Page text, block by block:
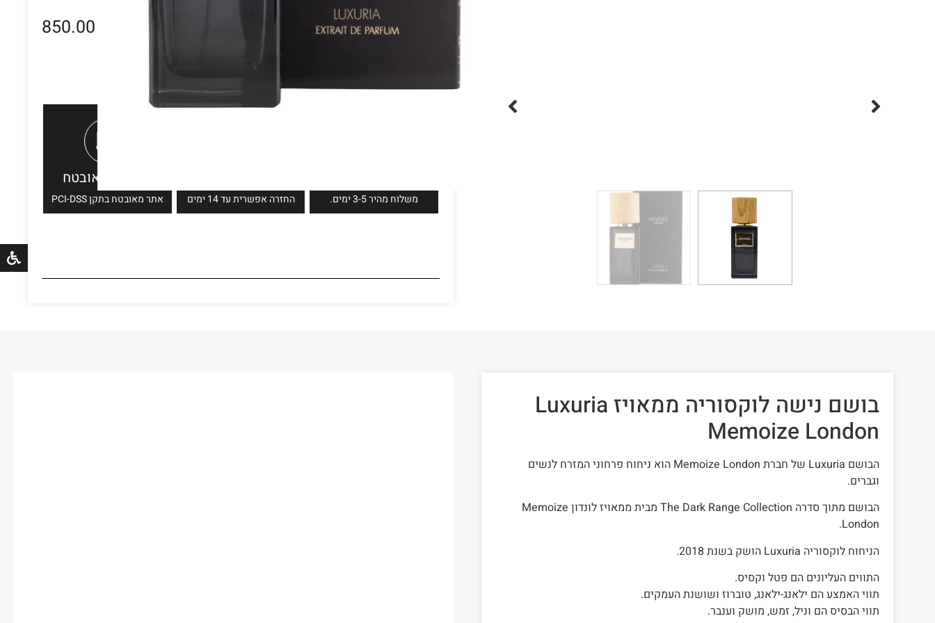
850.00
משלוח מהיר 3-5 ימים. החזרה אפשרית עד 14 ימים
תשלום מאובטח
אתר מאובטח בתקן PCI-DSS
בושם נישה לוקסוריה ממאויז Luxuria
Memoize London
הבושם Luxuria של חברת Memoize London הוא ניחוח פרחוני המזרח לנשים
וגברים.
הבושם מתוך סדרה The Dark Range Collection מבית ממאויז לונדון Memoize
London.
הניחוח לוקסוריה Luxuria הושק בשנת 2018.
התווים העליונים הם פטל וקסיס.
תווי האמצע הם ילאנג-ילאנג, טוברוז ושושנת העמקים.
תווי הבסיס הם וניל, זמש, מושק וענבר.